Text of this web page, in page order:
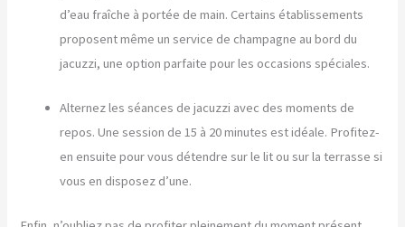
d’eau fraîche à portée de main. Certains établissements
proposent même un service de champagne au bord du
jacuzzi, une option parfaite pour les occasions spéciales.
Alternez les séances de jacuzzi avec des moments de
repos. Une session de 15 à 20 minutes est idéale. Profitez-
en ensuite pour vous détendre sur le lit ou sur la terrasse si
vous en disposez d’une.